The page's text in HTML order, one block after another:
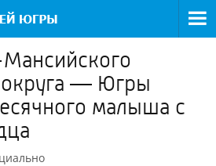
округа — Югры
малыша с